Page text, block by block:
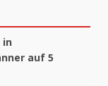
in
auf 5